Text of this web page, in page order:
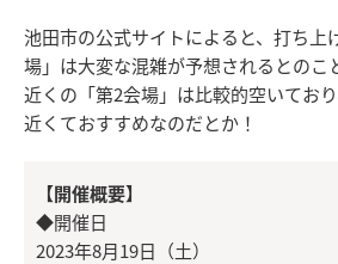
池田市の公式サイトによると、打ち上
場」は大変な混雑が予想されるとのこ
近くの「第2会場」は比較的空いてお
近くておすすめなのだとか！
【開催概要】
◆開催日
2023年8月19日（土）